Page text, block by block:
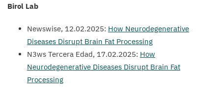
Birol Lab
Newswise, 12.02.2025: How Neurodegenerative
Diseases Disrupt Brain Fat Processing
N3ws Tercera Edad, 17.02.2025: How
Neurodegenerative Diseases Disrupt Brain Fat
Processing